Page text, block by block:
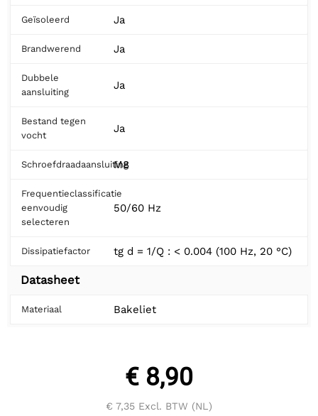
Geïsoleerd Ja
Brandwerend Ja
Dubbele
aansluiting
Ja
Bestand tegen
vocht
Ja
Schroefdraadaansluiting
M8
Frequentieclassificatie
eenvoudig
selecteren
50/60 Hz
Dissipatiefactor tg d = 1/Q : < 0.004 (100 Hz, 20 °C)
Datasheet
Materiaal Bakeliet
€ 8,90
€ 7,35 Excl. BTW (NL)